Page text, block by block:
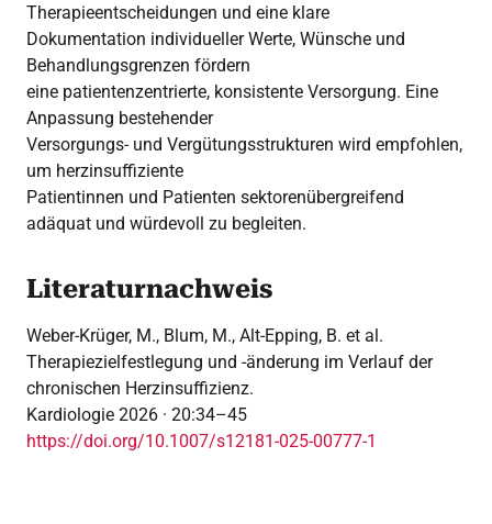
Therapieentscheidungen und eine klare
Dokumentation individueller Werte, Wünsche und
Behandlungsgrenzen fördern
eine patientenzentrierte, konsistente Versorgung. Eine
Anpassung bestehender
Versorgungs- und Vergütungsstrukturen wird empfohlen,
um herzinsuffiziente
Patientinnen und Patienten sektorenübergreifend
adäquat und würdevoll zu begleiten.
Literaturnachweis
Weber-Krüger, M., Blum, M., Alt-Epping, B. et al.
Therapiezielfestlegung und -änderung im Verlauf der
chronischen Herzinsuffizienz.
Kardiologie 2026 · 20:34–45
https://doi.org/10.1007/s12181-025-00777-1